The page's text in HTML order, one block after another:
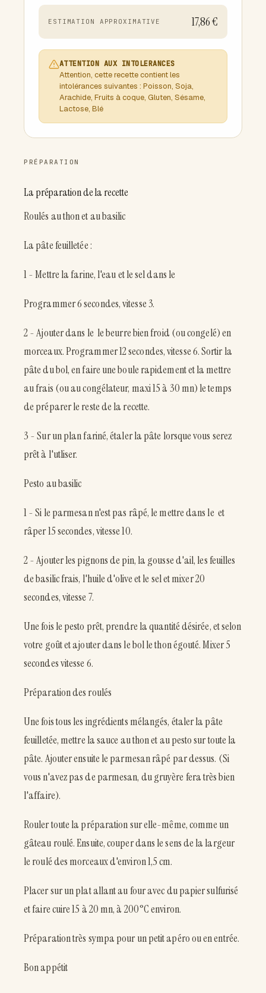
ESTIMATION APPROXIMATIVE 17,86 €
ATTENTION AUX INTOLERANCES
Attention, cette recette contient les
intolérances suivantes : Poisson, Soja,
Arachide, Fruits à coque, Gluten, Sésame,
Lactose, Blé
PRÉPARATION
La préparation de la recette
Roulés au thon et au basilic
La pâte feuilletée :
1 - Mettre la farine, l'eau et le sel dans le
Programmer 6 secondes, vitesse 3.
2 - Ajouter dans le le beurre bien froid (ou congelé) en
morceaux. Programmer 12 secondes, vitesse 6. Sortir la
pâte du bol, en faire une boule rapidement et la mettre
au frais (ou au congélateur, maxi 15 à 30 mn) le temps
de préparer le reste de la recette.
3 - Sur un plan fariné, étaler la pâte lorsque vous serez
prêt à l'utliser.
Pesto au basilic
1 - Si le parmesan n'est pas râpé, le mettre dans le et
râper 15 secondes, vitesse 10.
2 - Ajouter les pignons de pin, la gousse d'ail, les feuilles
de basilic frais, l'huile d'olive et le sel et mixer 20
secondes, vitesse 7.
Une fois le pesto prêt, prendre la quantité désirée, et selon
votre goût et ajouter dans le bol le thon égouté. Mixer 5
secondes vitesse 6.
Préparation des roulés
Une fois tous les ingrédients mélangés, étaler la pâte
feuilletée, mettre la sauce au thon et au pesto sur toute la
pâte. Ajouter ensuite le parmesan râpé par dessus. (Si
vous n'avez pas de parmesan, du gruyère fera très bien
l'affaire).
Rouler toute la préparation sur elle-même, comme un
gâteau roulé. Ensuite, couper dans le sens de la largeur
le roulé des morceaux d'environ 1,5 cm.
Placer sur un plat allant au four avec du papier sulfurisé
et faire cuire 15 à 20 mn, à 200°C environ.
Préparation très sympa pour un petit apéro ou en entrée.
Bon appétit